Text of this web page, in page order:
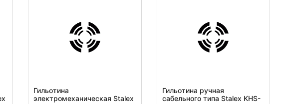
Гильотина
электромеханическая Stalex
Гильотина ручная
сабельного типа Stalex KHS-